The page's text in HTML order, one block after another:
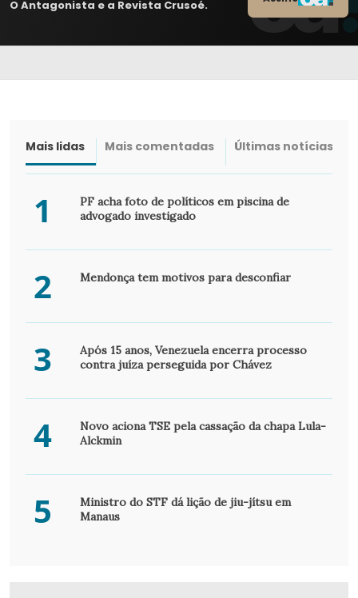
O Antagonista e a Revista Crusoé.
Mais lidas Mais comentadas Últimas notícias
1
PF acha foto de políticos em piscina de
advogado investigado
2 Mendonça tem motivos para desconfiar
3
Após 15 anos, Venezuela encerra processo
contra juíza perseguida por Chávez
4
Novo aciona TSE pela cassação da chapa Lula-
Alckmin
5
Ministro do STF dá lição de jiu-jítsu em
Manaus